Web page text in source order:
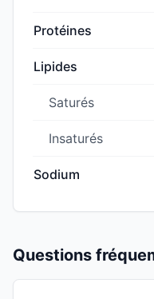
Protéines
Lipides
Saturés
Insaturés
Sodium
Questions